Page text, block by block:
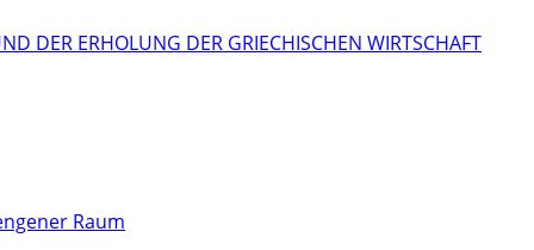
DER ERHOLUNG DER GRIECHISCHEN WIRTSCHAFT
Raum